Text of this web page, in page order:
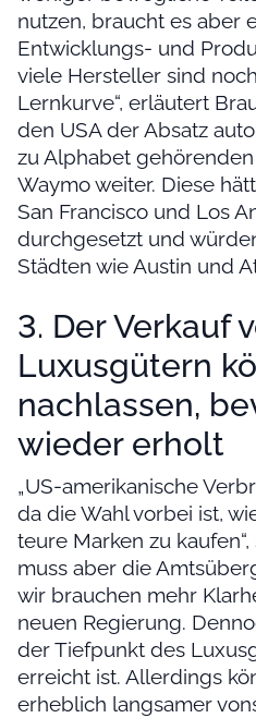
nutzen, braucht es aber
Entwicklungs- und
viele Hersteller sind
Lernkurve“, erläutert
den USA der Absatz
zu Alphabet
Waymo weiter. Diese
San Francisco und Los
durchgesetzt und
Städten wie Austin und
3. Der Verkauf
Luxusgütern
nachlassen,
wieder erholt
„US-amerikanische
da die Wahl vorbei ist,
teure Marken zu
muss aber die
wir brauchen mehr
neuen Regierung.
der Tiefpunkt des
erreicht ist. Allerdings
erheblich langsamer